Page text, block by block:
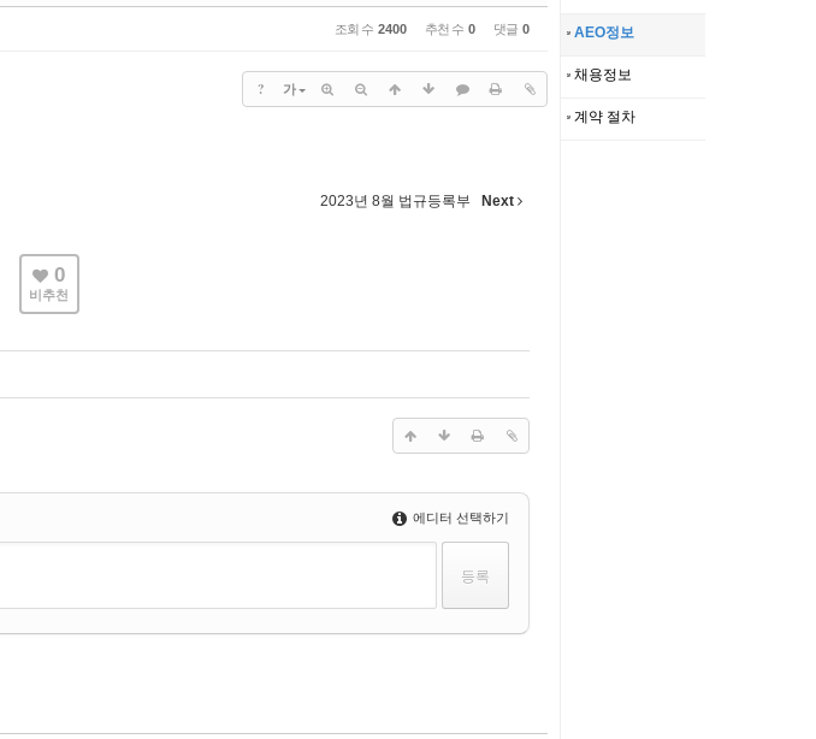
AEO정보
채용정보
계약 절차
조회 수 2400 추천 수 0 댓글 0
? 가
2023년 8월 법규등록부 Next
0
비추천
에디터 선택하기